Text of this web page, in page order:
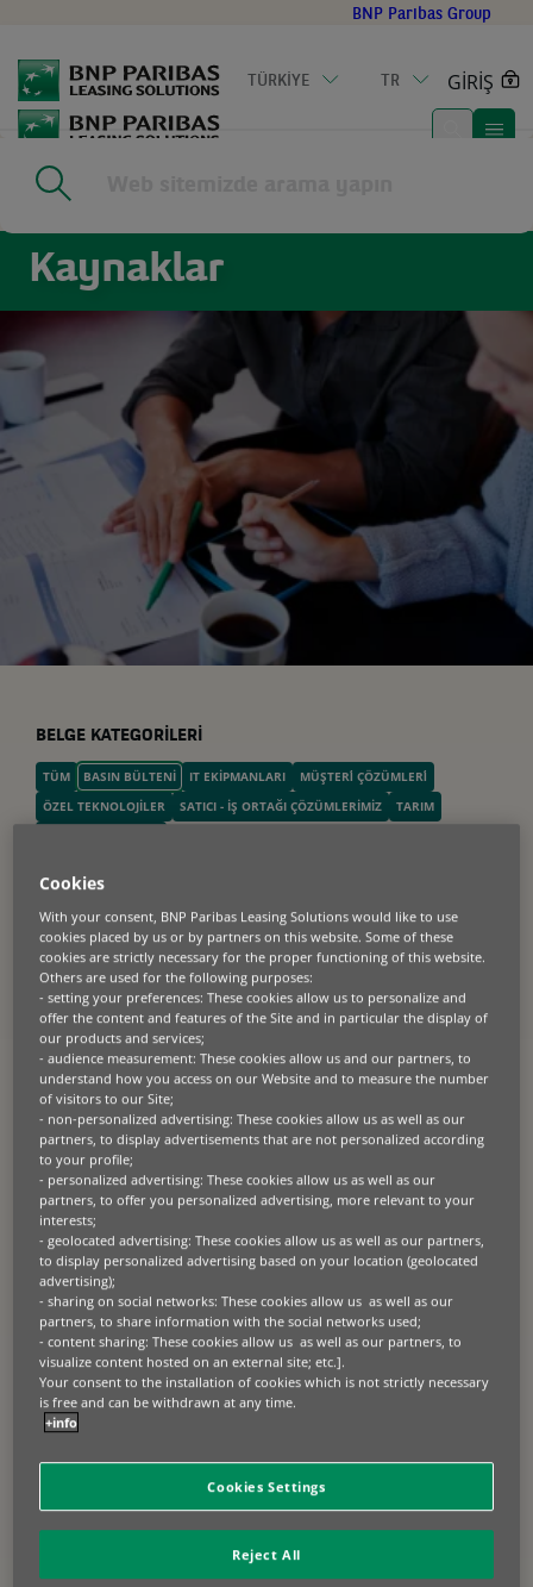
main
content
BNP Paribas Group
TÜRKİYE TR GİRİŞ
Home
Kaynaklar
BELGE KATEGORILERI
TÜM BASIN BÜLTENI IT EKIPMANLARI
MÜŞTERİ ÇÖZÜMLERİ
ÖZEL TEKNOLOJILER
SATICI - İŞ ORTAĞI ÇÖZÜMLERIMIZ
TARIM
Son Haberler
10.01.2025
BNP PARIBAS FINANSAL KIRALAMA’DAN AVRUPA İMAR VE
KALKINMA BANKASI (EBRD) IŞ BIRLIĞIYLE YENILENEBILIR
ENERJI YATIRIMLARINA 25 MILYON AVRO’ LUK DESTEK
BNP Paribas Finansal Kiralama, yenilenebilir enerji yatırımlarına
destek olmak amacıyla Avrupa İmar ve Kalkınma Bankası (EBRD) ile
Finansman Programı II (GEFF II) kapsamında sağlanan 25 milyon Avro
tutarındaki finansmanla, [...]
BASIN BÜLTENI
Cookies
With your consent, BNP Paribas Leasing Solutions would like to use
cookies placed by us or by partners on this website. Some of these
cookies are strictly necessary for the proper functioning of this website.
Others are used for the following purposes:
- setting your preferences: These cookies allow us to personalize and
offer the content and features of the Site and in particular the display of
our products and services;
- audience measurement: These cookies allow us and our partners, to
understand how you access on our Website and to measure the number
of visitors to our Site;
- non-personalized advertising: These cookies allow us as well as our
partners, to display advertisements that are not personalized according
to your profile;
- personalized advertising: These cookies allow us as well as our
partners, to offer you personalized advertising, more relevant to your
interests;
- geolocated advertising: These cookies allow us as well as our partners,
to display personalized advertising based on your location (geolocated
advertising);
- sharing on social networks: These cookies allow us as well as our
partners, to share information with the social networks used;
- content sharing: These cookies allow us as well as our partners, to
visualize content hosted on an external site; etc.].
Your consent to the installation of cookies which is not strictly necessary
is free and can be withdrawn at any time.
+info
Cookies Settings
Reject All